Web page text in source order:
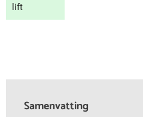
lift
Samenvatting